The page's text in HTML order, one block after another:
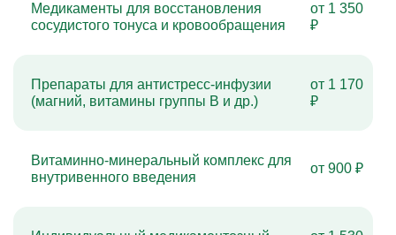
Медикаменты для восстановления
сосудистого тонуса и кровообращения
от 1 350
₽
Препараты для антистресс-инфузии
(магний, витамины группы B и др.)
от 1 170
₽
Витаминно-минеральный комплекс для
внутривенного введения
от 900 ₽